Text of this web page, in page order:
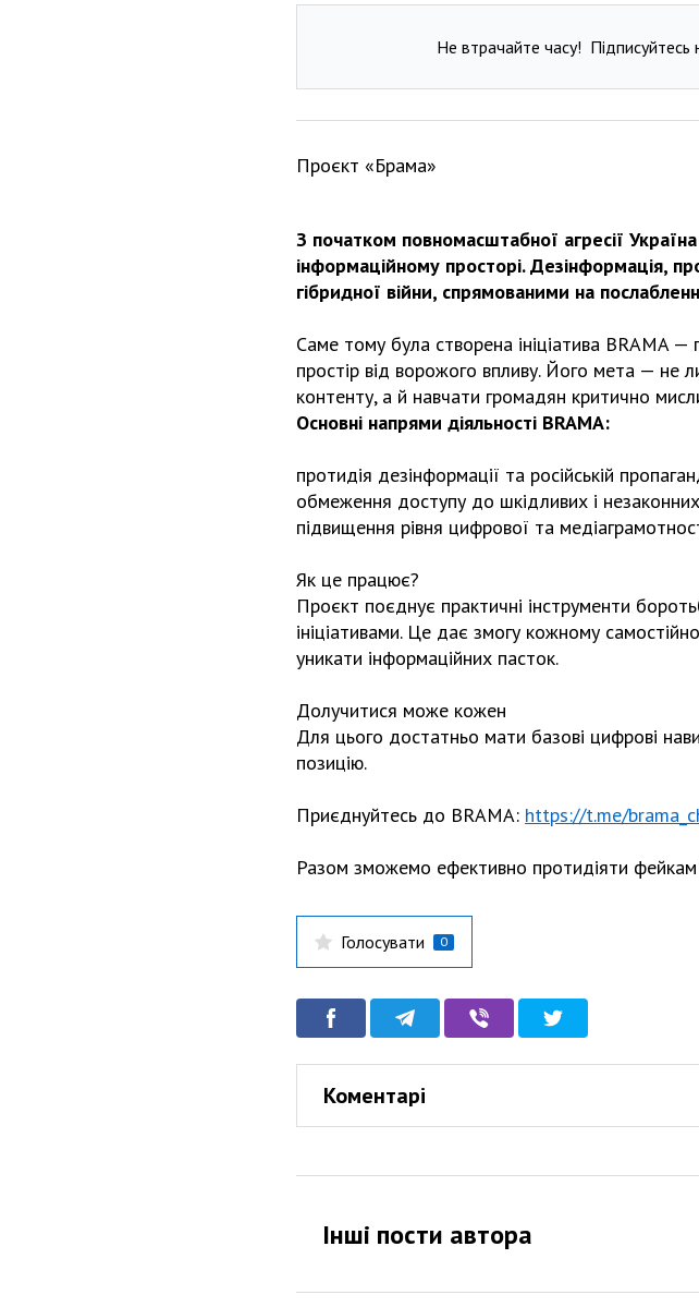
Не втрачайте часу!
Проєкт «Брама»
З початком повномасштабної агресії
інформаційному просторі. Дезінформація,
гібридної війни, спрямованими на
Саме тому була створена ініціатива BRAMA
простір від ворожого впливу. Його мета —
контенту, а й навчати громадян критично
Основні напрями діяльності BRAMA:
протидія дезінформації та російській
обмеження доступу до шкідливих і незаконних
підвищення рівня цифрової та
Як це працює?
Проєкт поєднує практичні інструменти
ініціативами. Це дає змогу кожному
уникати інформаційних пасток.
Долучитися може кожен
Для цього достатньо мати базові цифрові
позицію.
Приєднуйтесь до BRAMA: https://t.me/
Разом зможемо ефективно протидіяти фейкам
Голосувати 0
Коментарі
Інші пости автора